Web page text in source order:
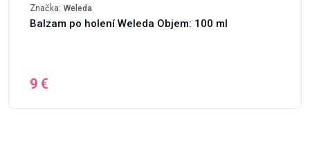
Značka: Weleda
Balzam po holení Weleda Objem: 100 ml
9 €